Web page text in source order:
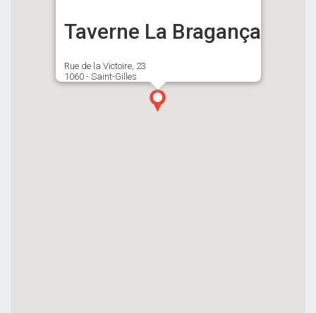
Taverne La Bragança
Rue de la Victoire, 23
1060 - Saint-Gilles